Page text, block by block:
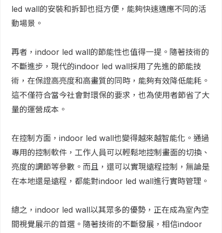
led wall的安裝和拆卸也挺方便，能夠快速適應不同的活
動場景。
再者，indoor led wall的節能性也值得一提。隨著技術的
不斷進步，現代的indoor led wall採用了先進的節能技
術，在保證高亮度和高畫質的同時，能夠有效降低能耗。
這不僅符合當今社會對環保的要求，也為使用者節省了大
量的運營成本。
在控制方面，indoor led wall也變得越來越智能化。通過
專用的控制軟件，工作人員可以輕鬆地控制畫面的切換、
亮度的調節等參數。而且，還可以實現遠程控制，無論是
在本地還是遠程，都能對indoor led wall進行實時管理。
總之，indoor led wall以其眾多的優勢，正在成為室內空
間視覺展示的首選。隨著技術的不斷發展，相信indoor